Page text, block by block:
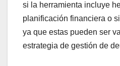
si la herramienta incluye
planificación financiera o
ya que estas pueden ser
estrategia de gestión de